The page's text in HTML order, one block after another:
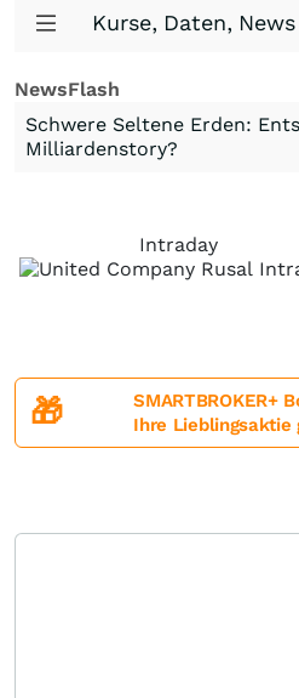
Kurse, Daten,
NewsFlash
Schwere Seltene Erden:
Milliardenstory?
Intraday
🎁
SMARTBROKER+
Ihre Lieblingsaktie